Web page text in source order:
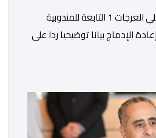
اصدرت إدارة السجن المحلي العرجات 1 التابعة للمندوبية
الإدماج بيانا توضيحيا ردا على
بالحقائق والمعطيات
السجنية أن المعني بالأمر
طبي منتظم ومستمر وفقا […]